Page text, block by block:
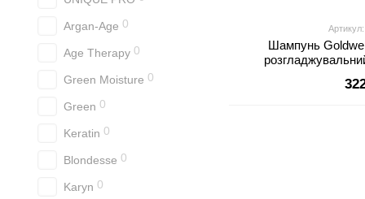
Шампунь
Argan-Age 0
Age Therapy 0
Green Moisture 0
Green 0
Keratin 0
Blondesse 0
Karyn 0